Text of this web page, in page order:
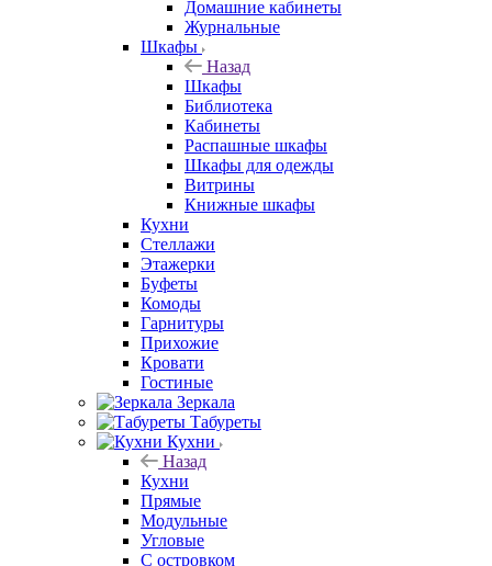
Домашние кабинеты
Журнальные
Шкафы
Назад
Шкафы
Библиотека
Кабинеты
Распашные шкафы
Шкафы для одежды
Витрины
Книжные шкафы
Кухни
Стеллажи
Этажерки
Буфеты
Комоды
Гарнитуры
Прихожие
Кровати
Гостиные
Зеркала
Табуреты
Кухни
Назад
Кухни
Прямые
Модульные
Угловые
С островком